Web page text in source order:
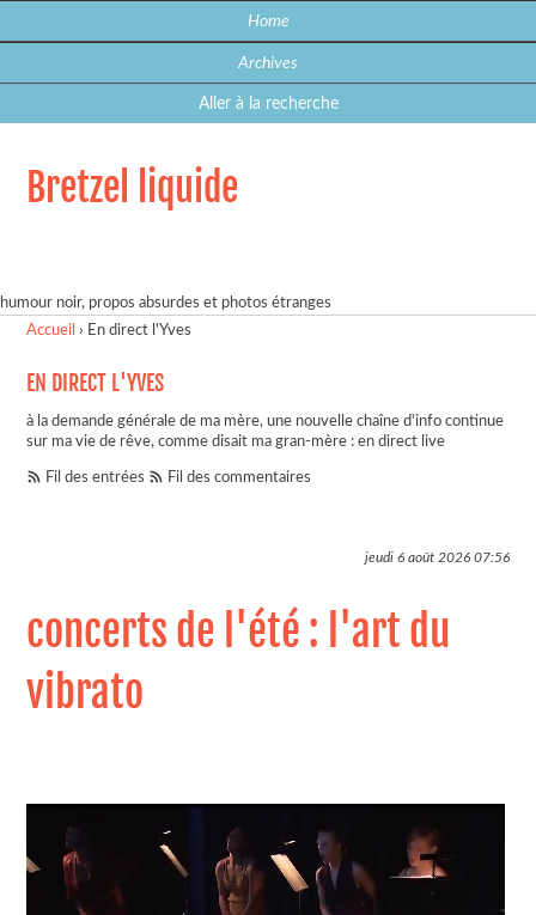
Home
Archives
Aller à la recherche
Bretzel liquide
humour noir, propos absurdes et photos étranges
Accueil › En direct l'Yves
EN DIRECT L'YVES
à la demande générale de ma mère, une nouvelle chaîne d'info continue
sur ma vie de rêve, comme disait ma gran-mère : en direct live
Fil des entrées Fil des commentaires
jeudi 6 août 202607:56
concerts de l'été : l'art du
vibrato